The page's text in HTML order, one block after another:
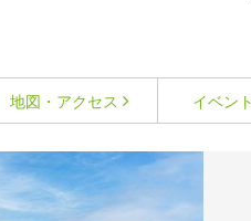
地図・アクセス イベン